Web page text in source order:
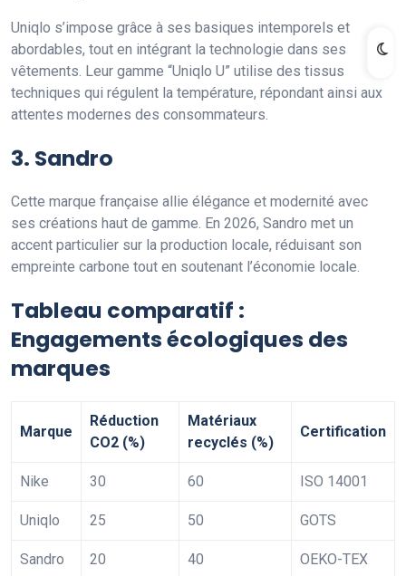
Uniqlo s’impose grâce à ses basiques intemporels et
abordables, tout en intégrant la technologie dans ses
vêtements. Leur gamme “Uniqlo U” utilise des tissus
techniques qui régulent la température, répondant ainsi aux
attentes modernes des consommateurs.
3. Sandro
Cette marque française allie élégance et modernité avec
ses créations haut de gamme. En 2026, Sandro met un
accent particulier sur la production locale, réduisant son
empreinte carbone tout en soutenant l’économie locale.
Tableau comparatif :
Engagements écologiques des
marques
Marque
Réduction
CO2 (%)
Matériaux
recyclés (%)
Certification
Nike 30 60 ISO 14001
Uniqlo 25 50 GOTS
Sandro 20 40 OEKO-TEX